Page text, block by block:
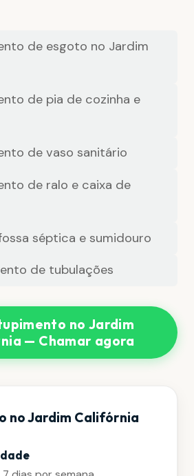
de esgoto no Jardim
de pia de cozinha e
de vaso sanitário
de ralo e caixa de
séptica e sumidouro
de tubulações
no Jardim
— Chamar agora
no Jardim Califórnia